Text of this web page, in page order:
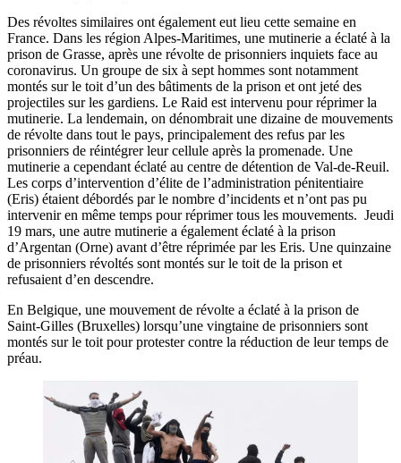
Des révoltes similaires ont également eut lieu cette semaine en
France. Dans les région Alpes-Maritimes, une mutinerie a éclaté à la
prison de Grasse, après une révolte de prisonniers inquiets face au
coronavirus. Un groupe de six à sept hommes sont notamment
montés sur le toit d’un des bâtiments de la prison et ont jeté des
projectiles sur les gardiens. Le Raid est intervenu pour réprimer la
mutinerie. La lendemain, on dénombrait une dizaine de mouvements
de révolte dans tout le pays, principalement des refus par les
prisonniers de réintégrer leur cellule après la promenade. Une
mutinerie a cependant éclaté au centre de détention de Val-de-Reuil.
Les corps d’intervention d’élite de l’administration pénitentiaire
(Eris) étaient débordés par le nombre d’incidents et n’ont pas pu
intervenir en même temps pour réprimer tous les mouvements. Jeudi
19 mars, une autre mutinerie a également éclaté à la prison
d’Argentan (Orne) avant d’être réprimée par les Eris. Une quinzaine
de prisonniers révoltés sont montés sur le toit de la prison et
refusaient d’en descendre.
En Belgique, une mouvement de révolte a éclaté à la prison de
Saint-Gilles (Bruxelles) lorsqu’une vingtaine de prisonniers sont
montés sur le toit pour protester contre la réduction de leur temps de
préau.